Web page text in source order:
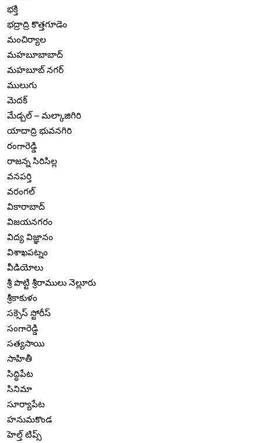
భక్తి
భద్రాద్రి కొత్తగూడెం
మంచిర్యాల
మహబూబాబాద్
మహబూబ్ నగర్
ములుగు
మెదక్
మేడ్చల్ – మల్కాజిగిరి
యాదాద్రి భువనగిరి
రంగారెడ్డి
రాజన్న సిరిసిల్ల
వనపర్తి
వరంగల్
వికారాబాద్
విజయనగరం
విద్య విజ్ఞానం
విశాఖపట్నం
వీడియోలు
శ్రీ పొట్టి శ్రీరాములు నెల్లూరు
శ్రీకాకుళం
సక్సెస్ స్టోరీస్
సంగారెడ్డి
సత్యసాయి
సాహితీ
సిద్ధిపేట
సినిమా
సూర్యాపేట
హనుమకొండ
హెల్త్ టిప్స్